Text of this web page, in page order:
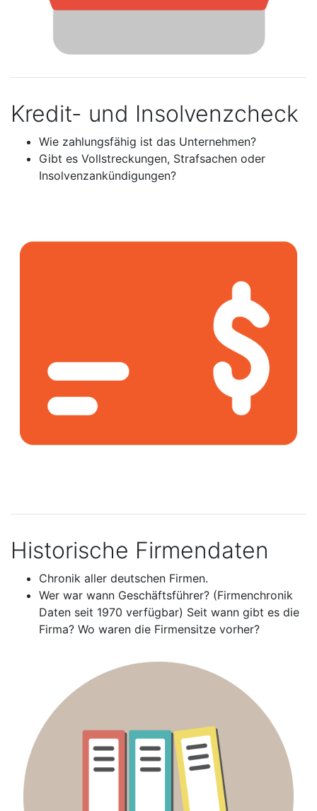
Kredit- und Insolvenzcheck
Wie zahlungsfähig ist das Unternehmen?
Gibt es Vollstreckungen, Strafsachen oder
Insolvenzankündigungen?
Historische Firmendaten
Chronik aller deutschen Firmen.
Wer war wann Geschäftsführer? (Firmenchronik
Daten seit 1970 verfügbar) Seit wann gibt es die
Firma? Wo waren die Firmensitze vorher?